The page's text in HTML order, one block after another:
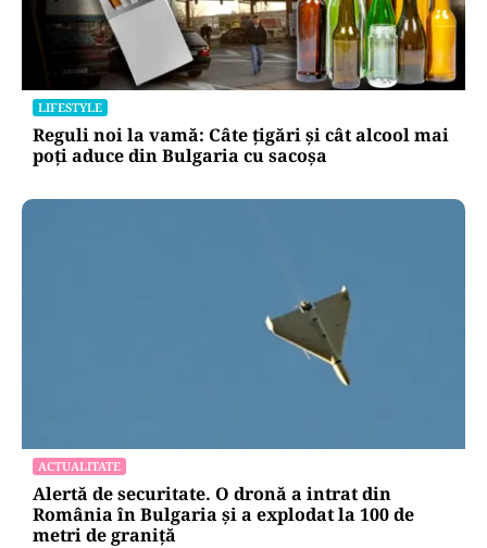
LIFESTYLE
Reguli noi la vamă: Câte țigări și cât alcool mai
poți aduce din Bulgaria cu sacoșa
ACTUALITATE
Alertă de securitate. O dronă a intrat din
România în Bulgaria şi a explodat la 100 de
metri de graniţă